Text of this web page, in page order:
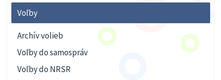
Voľby
Archív volieb
Voľby do samospráv
Voľby do NRSR